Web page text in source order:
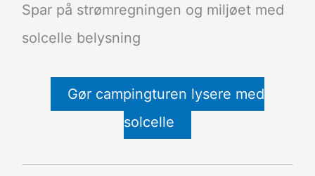
Spar på strømregningen og miljøet med
solcelle belysning
Gør campingturen lysere med
solcelle